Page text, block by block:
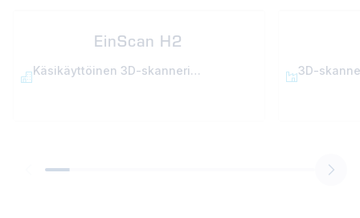
EinScan H2
Käsikäyttöinen 3D-skanneri
3D-